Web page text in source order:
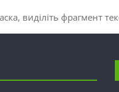
виділіть фрагмент